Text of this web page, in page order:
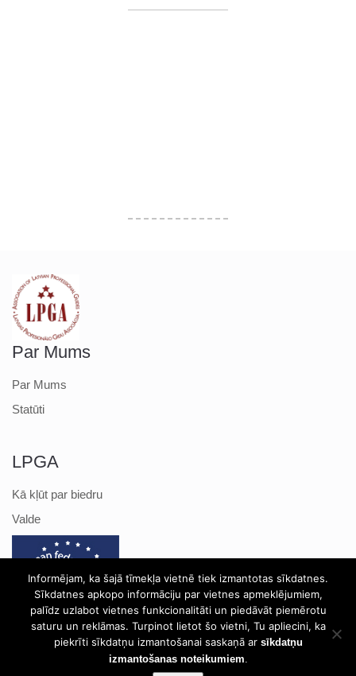
Par Mums
Par Mums
Statūti
LPGA
Kā kļūt par biedru
Valde
Informējam, ka šajā tīmekļa vietnē tiek izmantotas sīkdatnes.
Sīkdatnes apkopo informāciju par vietnes apmeklējumiem,
palīdz uzlabot vietnes funkcionalitāti un piedāvāt piemērotu
saturu un reklāmas. Turpinot lietot šo vietni, Tu apliecini, ka
piekrīti sīkdatņu izmantošanai saskaņā ar sīkdatņu
izmantošanas noteikumiem.